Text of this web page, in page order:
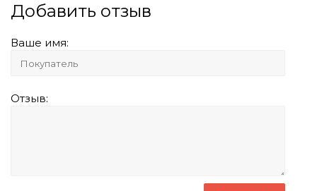
Добавить отзыв
Ваше имя:
Отзыв: